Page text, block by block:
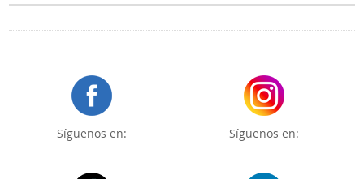
Síguenos en: Síguenos en: